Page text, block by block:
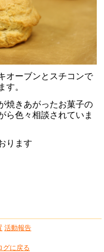
オーブンとスチコンで
す。
焼きあがったお菓子の
ら色々相談されていま
ります
活動報告
グに戻る